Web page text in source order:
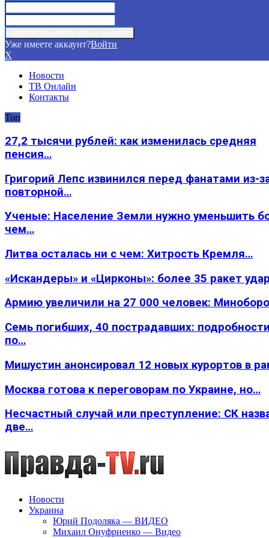
Уже имеете аккаунт?Войти
X
Новости
ТВ Онлайн
Контакты
Топ
27,2 тысячи рублей: как изменилась средняя
пенсия…
Григорий Лепс извинился перед фанатами из-
повторной…
Ученые: Население Земли нужно уменьшить
чем…
Литва осталась ни с чем: Хитрость Кремля…
«Искандеры» и «Цирконы»: более 35 ракет
Армию увеличили на 27 000 человек:
Семь погибших, 40 пострадавших:
по…
Мишустин анонсировал 12 новых курортов в
Москва готова к переговорам по Украине, но…
Несчастный случай или преступление: СК
две…
Новости
Украина
Юрий Подоляка — ВИДЕО
Михаил Онуфриенко — Видео